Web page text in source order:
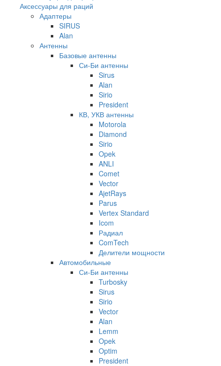
Аксессуары для раций
Адаптеры
SIRUS
Alan
Антенны
Базовые антенны
Си-Би антенны
Sirus
Alan
Sirio
President
КВ, УКВ антенны
Motorola
Diamond
Sirio
Opek
ANLI
Comet
Vector
AjetRays
Parus
Vertex Standard
Icom
Радиал
ComTech
Делители мощности
Автомобильные
Си-Би антенны
Turbosky
Sirus
Sirio
Vector
Alan
Lemm
Opek
Optim
President